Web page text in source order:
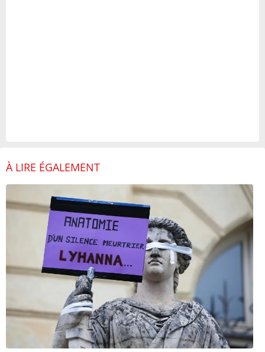
À LIRE ÉGALEMENT